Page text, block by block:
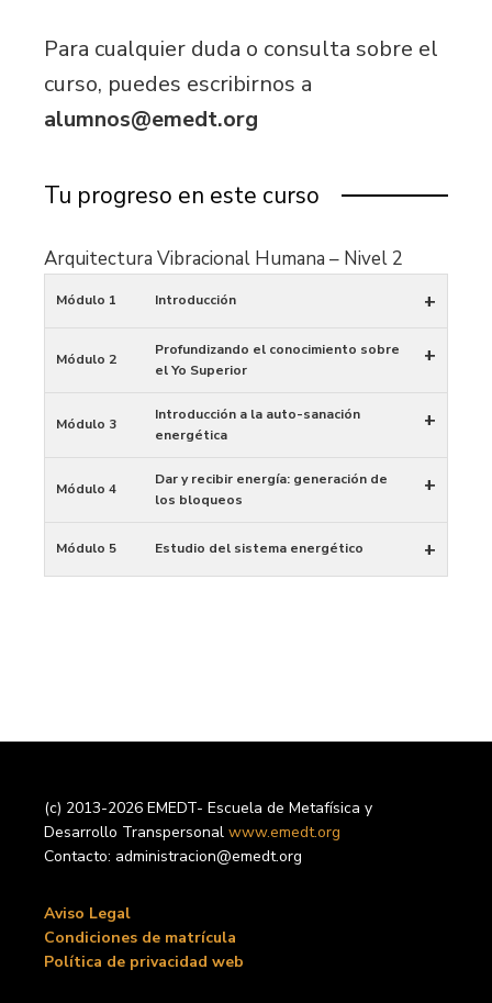
Para cualquier duda o consulta sobre el
curso, puedes escribirnos a
alumnos@emedt.org
Tu progreso en este curso
Arquitectura Vibracional Humana – Nivel 2
Módulo 1 Introducción +
Módulo 2
Profundizando el conocimiento sobre
el Yo Superior
+
Módulo 3
Introducción a la auto-sanación
energética
+
Módulo 4
Dar y recibir energía: generación de
los bloqueos
+
Módulo 5 Estudio del sistema energético +
(c) 2013-2026 EMEDT- Escuela de Metafísica y
Desarrollo Transpersonal www.emedt.org
Contacto: administracion@emedt.org
Aviso Legal
Condiciones de matrícula
Política de privacidad web